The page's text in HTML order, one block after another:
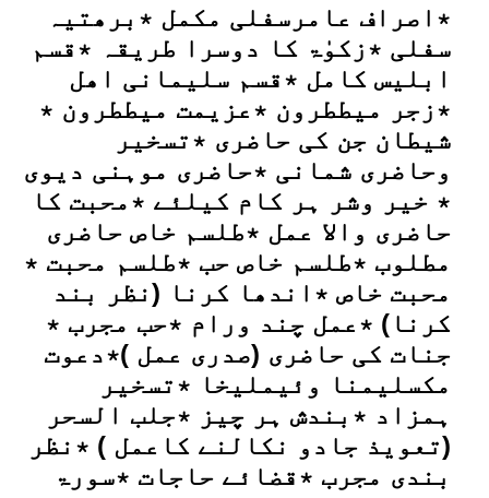
٭اصراف عامرسفلی مکمل ٭برھتیہ
سفلی ٭زکوٰۃ کا دوسرا طریقہ ٭قسم
ابلیس کامل ٭قسم سلیمانی اھل
٭زجر میططرون ٭عزیمت میططرون ٭
شیطان جن کی حاضری ٭تسخیر
وحاضری شمانی ٭حاضری موہنی دیوی
٭ خیر وشر ہر کام کیلئے ٭محبت کا
حاضری والا عمل ٭طلسم خاص حاضری
مطلوب ٭طلسم خاص حب ٭طلسم محبت ٭
محبت خاص ٭اندھا کرنا (نظر بند
کرنا) ٭عمل چند ورام ٭حب مجرب ٭
جنات کی حاضری (صدری عمل )٭دعوت
مکسلیمنا وئیملیخا ٭تسخیر
ہمزاد ٭بندش ہر چیز ٭جلب السحر
(تعویذ جادو نکالنے کاعمل ) ٭نظر
بندی مجرب ٭قضائے حاجات ٭سورۃ